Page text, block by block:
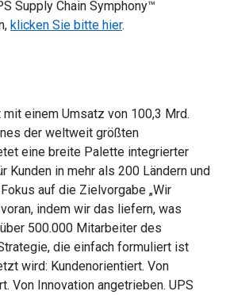
Supply Chain Symphony™
klicken Sie bitte hier.
mit einem Umsatz von 100,3 Mrd.
der weltweit größten
eine breite Palette integrierter
Kunden in mehr als 200 Ländern und
auf die Zielvorgabe „Wir
indem wir das liefern, was
500.000 Mitarbeiter des
die einfach formuliert ist
wird: Kundenorientiert. Von
Von Innovation angetrieben. UPS